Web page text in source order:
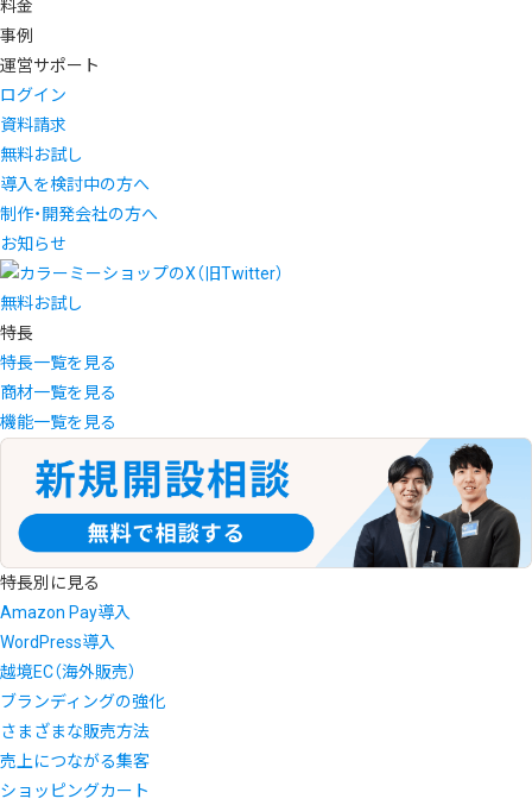
料金
事例
運営サポート
ログイン
資料請求
無料お試し
導入を検討中の方へ
制作・開発会社の方へ
お知らせ
無料お試し
特長
特長一覧を見る
商材一覧を見る
機能一覧を見る
特長別に見る
Amazon Pay導入
WordPress導入
越境EC（海外販売）
ブランディングの強化
さまざまな販売方法
売上につながる集客
ショッピングカート